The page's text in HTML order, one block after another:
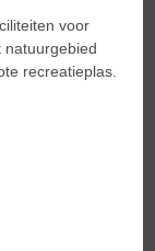
voor
natuurgebied
recreatieplas.